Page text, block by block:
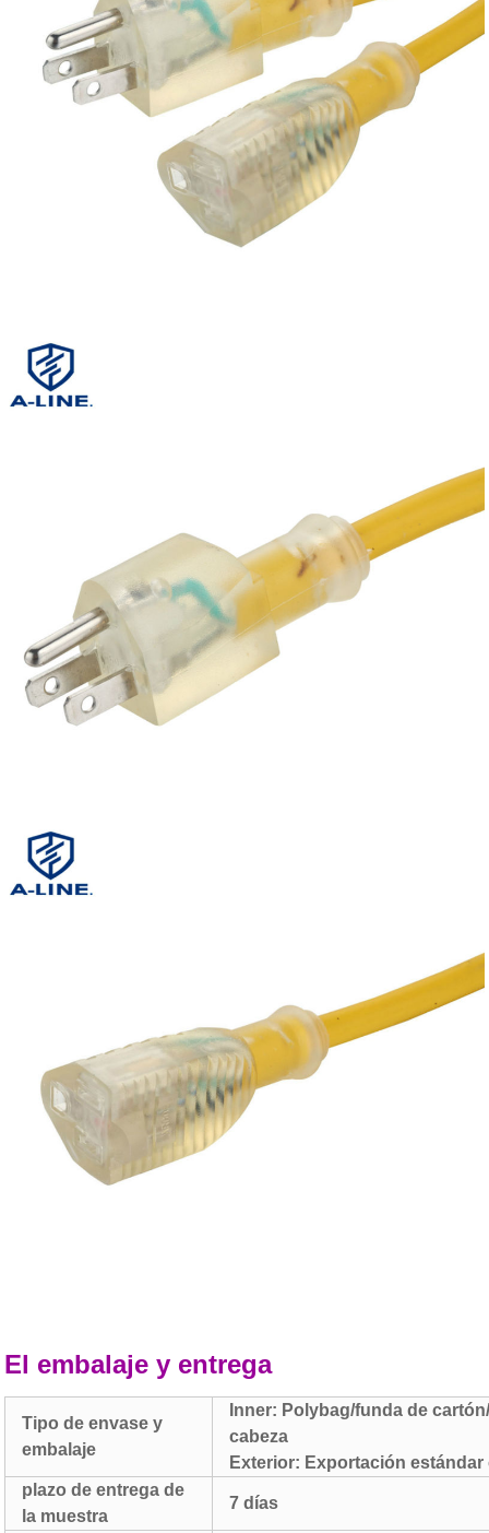
El embalaje y entrega
Tipo de envase y
embalaje
Inner: Polybag/funda de
cabeza
Exterior: Exportación estándar
plazo de entrega de
la muestra
7 días